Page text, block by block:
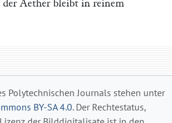
der Aether bleibt in reinem
Polytechnischen Journals stehen unter
BY-SA 4.0. Der Rechtestatus,